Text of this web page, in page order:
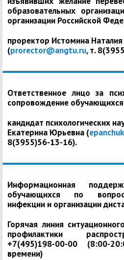
образовательных
организации Российской
проректор Истомина
(prorector@angtu.ru, т.
Ответственное лицо за
сопровождение
кандидат психологических
Екатерина Юрьевна (
8(3955)56-13-16).
Информационная
обучающихся по
инфекции и организации
Горячая линия
профилактики
+7(495)198-00-00 (8:00-
времени)